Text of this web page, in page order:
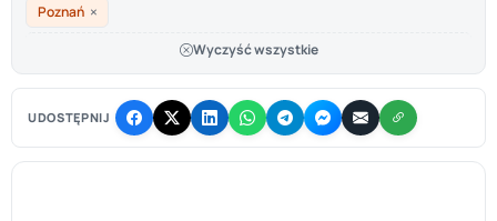
Poznań ×
Wyczyść wszystkie
UDOSTĘPNIJ